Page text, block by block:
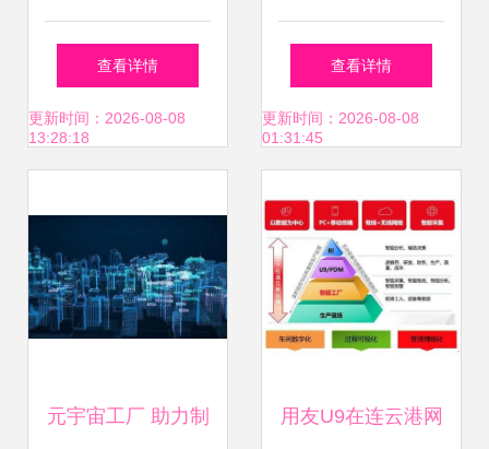
BEIJING-EU5续航
偏差率低至3.2%，
核实力
查看详情
更新时间：2026-08-08
13:28:18
生产力，工信部加
紧编制行动计划推
查看详情
更新时间：2026-08-08
01:31:45
元宇宙工厂 助力制 用友U9在连云港网